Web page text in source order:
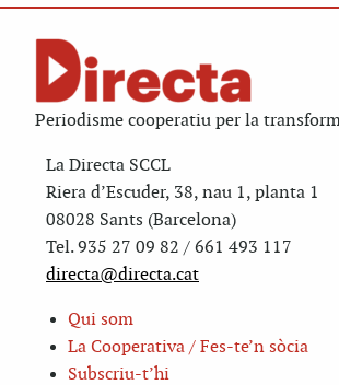
Periodisme cooperatiu per la
La Directa SCCL
Riera d’Escuder, 38, nau 1, planta 1
08028 Sants (Barcelona)
Tel. 935 27 09 82 / 661 493 117
directa@directa.cat
Qui som
La Cooperativa / Fes-te’n sòcia
Subscriu-t’hi